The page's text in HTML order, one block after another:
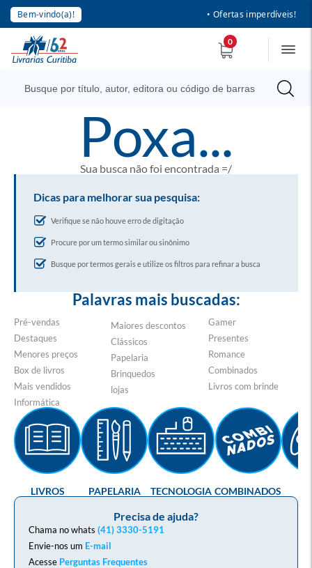
Bem-vindo(a)! • Ofertas imperdíveis!
0
poxa...
Sua busca não foi encontrada =/
Dicas para melhorar sua pesquisa:
Verifique se não houve erro de digitação
Procure por um termo similar ou sinônimo
Busque por termos gerais e utilize os filtros para refinar a busca
Palavras mais buscadas:
Pré-vendas
Destaques
Menores preços
Box de livros
Mais vendidos
Informática
Maiores descontos
Clássicos
Papelaria
Brinquedos
lojas
Gamer
Presentes
Romance
Combinados
Livros com brinde
Precisa de ajuda?
Chama no whats (41) 3330-5191
Envie-nos um E-mail
Acesse Perguntas Frequentes
LIVROS PAPELARIA TECNOLOGIA COMBINADOS